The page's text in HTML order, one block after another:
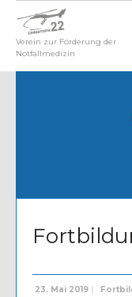
Verein zur Förderung der
Notfallmedizin
23. Mai 2019 |